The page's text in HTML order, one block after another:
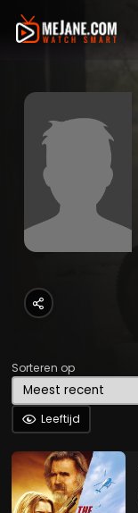
Sorteren op
Leeftijd